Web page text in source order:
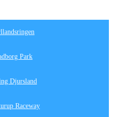
Park
Djursland
Raceway